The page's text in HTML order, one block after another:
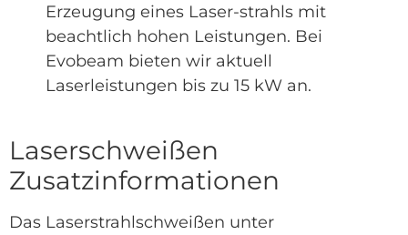
Erzeugung eines Laser-strahls mit
beachtlich hohen Leistungen. Bei
Evobeam bieten wir aktuell
Laserleistungen bis zu 15 kW an.
Laserschweißen
Zusatzinformationen
Das Laserstrahlschweißen unter